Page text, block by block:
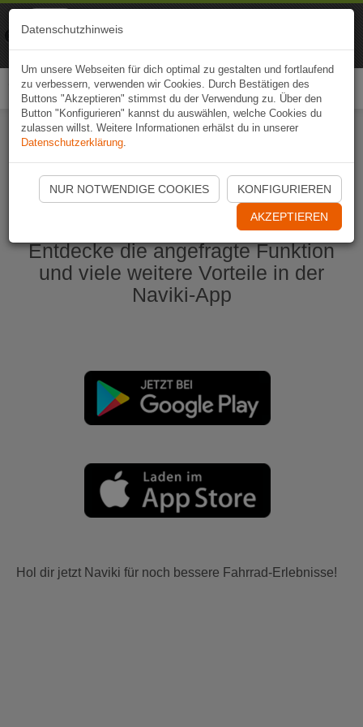
Naviki App jetzt öffnen
Entdecke die angefragte Funktion
und viele weitere Vorteile in der
Naviki-App
Hol dir jetzt Naviki für noch bessere Fahrrad-Erlebnisse!
Datenschutzhinweis
Um unsere Webseiten für dich optimal zu gestalten und fortlaufend
zu verbessern, verwenden wir Cookies. Durch Bestätigen des
Buttons "Akzeptieren" stimmst du der Verwendung zu. Über den
Button "Konfigurieren" kannst du auswählen, welche Cookies du
zulassen willst. Weitere Informationen erhälst du in unserer
Datenschutzerklärung.
NUR NOTWENDIGE COOKIES KONFIGURIEREN
AKZEPTIEREN
Naviki